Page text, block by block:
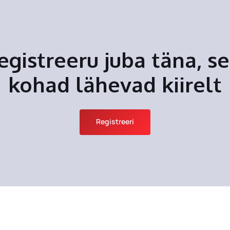
juba täna,
kohad lähevad kiirelt
Registreeri